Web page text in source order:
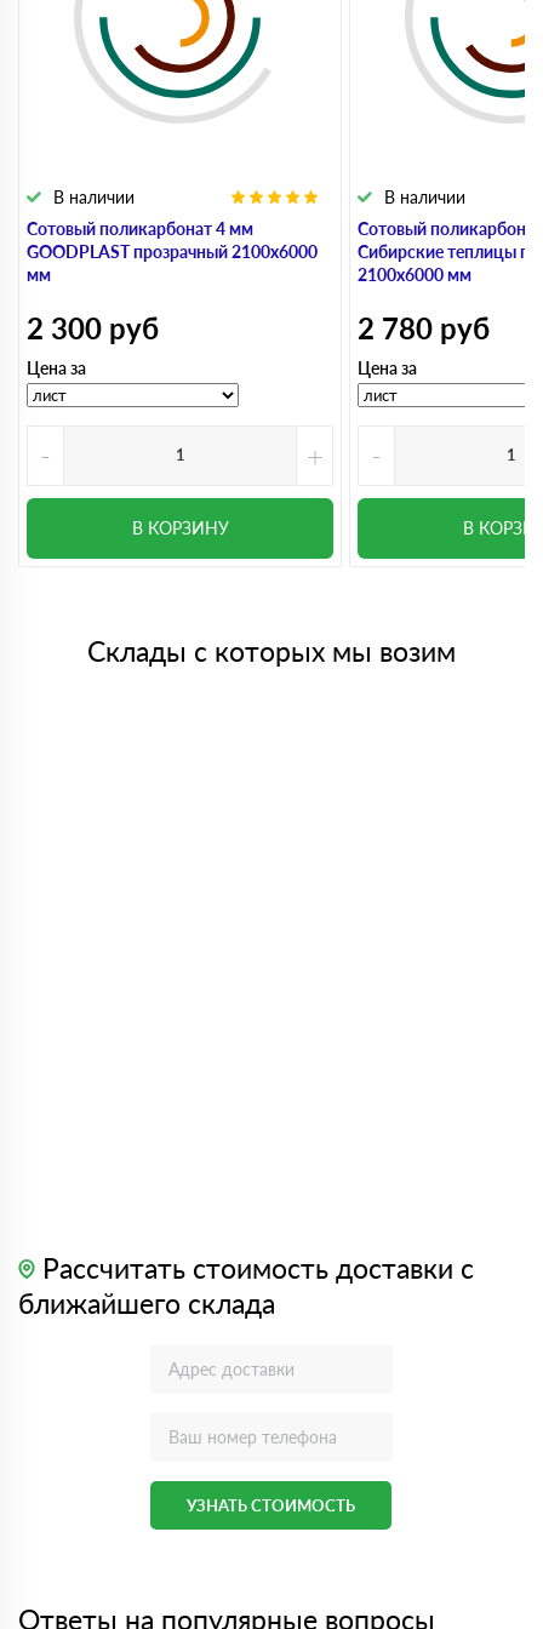
Сотовый поликарбонат 4 мм
GOODPLAST прозрачный 2100х6000
мм
В наличии
2 300 руб
Цена за
- +
В КОРЗИНУ
Сотовый
Сибирские теплицы
2100х6000 мм
В наличии
2 780 руб
Цена за
-
В
Склады с которых мы возим
Рассчитать стоимость доставки с
ближайшего склада
УЗНАТЬ СТОИМОСТЬ
Ответы на популярные вопросы